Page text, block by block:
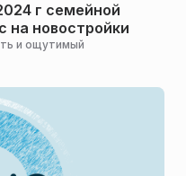
г семейной
на новостройки
и ощутимый